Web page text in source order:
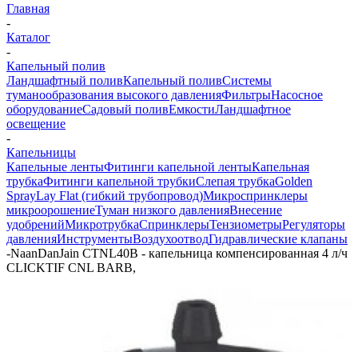
Главная
-
Каталог
-
Капельный полив
Ландшафтный поливКапельный поливСистемы
туманообразования высокого давленияФильтрыНасосное
оборудованиеСадовый поливЕмкостиЛандшафтное
освещение
-
Капельницы
Капельные лентыФитинги капельной лентыКапельная
трубкаФитинги капельной трубкиСлепая трубкаGolden
SprayLay Flat (гибкий трубопровод)Микроспринклеры
микроорошениеТуман низкого давленияВнесение
удобренийМикротрубкаСпринклерыТензиометрыРегуляторы
давленияИнструментыВоздухоотводГидравлические клапаны
-NaanDanJain CTNL40B - капельница компенсированная 4 л/ч
CLICKTIF CNL BARB,